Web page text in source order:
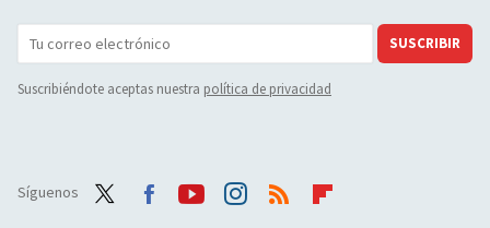
SUSCRIBIR
Suscribiéndote aceptas nuestra política de privacidad
Síguenos